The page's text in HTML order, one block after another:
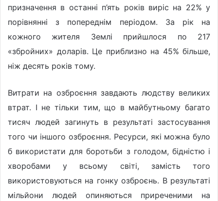
призначення в останні п’ять років виріс на 22% у
порівнянні з попереднім періодом. За рік на
кожного жителя Землі прийшлося по 217
«збройних» доларів. Це приблизно на 45% більше,
ніж десять років тому.
Витрати на озброєння завдають людству великих
втрат. І не тільки тим, що в майбутньому багато
тисяч людей загинуть в результаті застосування
того чи іншого озброєння. Ресурси, які можна було
б використати для боротьби з голодом, бідністю і
хворобами у всьому світі, замість того
використовуються на гонку озброєнь. В результаті
мільйони людей опиняються приреченими на